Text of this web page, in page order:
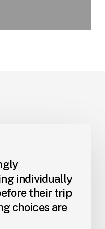
individually
their trip
choices are